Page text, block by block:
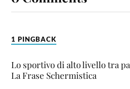
1 PINGBACK
Lo sportivo di alto livello tra
La Frase Schermistica